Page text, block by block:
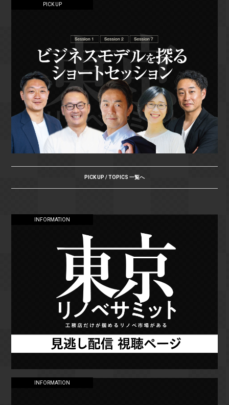
PICK UP
PICK UP / TOPICS 一覧へ
INFORMATION
INFORMATION